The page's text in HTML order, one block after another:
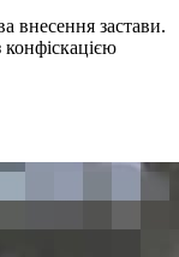
внесення застави.